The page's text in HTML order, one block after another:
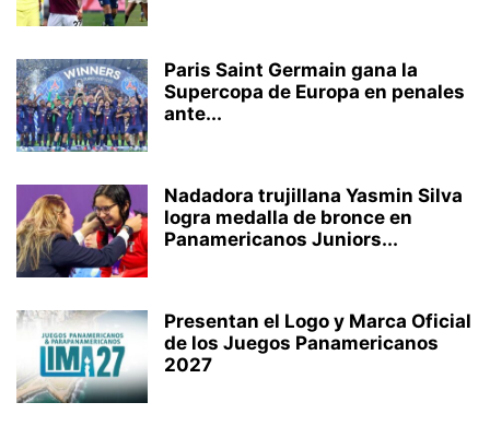
Paris Saint Germain gana la
Supercopa de Europa en penales
ante...
Nadadora trujillana Yasmin Silva
logra medalla de bronce en
Panamericanos Juniors...
Presentan el Logo y Marca Oficial
de los Juegos Panamericanos
2027